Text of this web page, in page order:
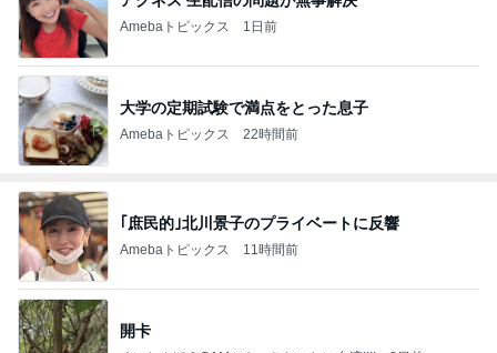
Amebaトピックス 1日前
大学の定期試験で満点をとった息子
Amebaトピックス 22時間前
｢庶民的｣北川景子のプライベートに反響
Amebaトピックス 11時間前
開卡